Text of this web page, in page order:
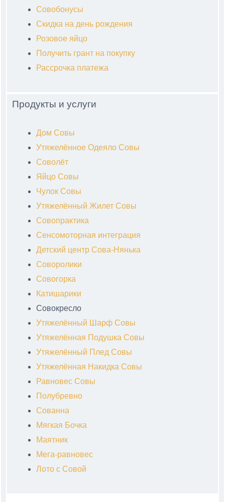
Совобонусы
Скидка на день рождения
Розовое яйцо
Получить грант на покупку
Рассрочка платежа
Продукты и услуги
Дом Совы
Утяжелённое Одеяло Совы
Соволёт
Яйцо Совы
Чулок Совы
Утяжелённый Жилет Совы
Совопрактика
Сенсомоторная интеграция
Детский центр Сова-Нянька
Соворолики
Совогорка
Катишарики
Совокресло
Утяжелённый Шарф Совы
Утяжелённая Подушка Совы
Утяжелённый Плед Совы
Утяжелённая Накидка Совы
Равновес Совы
Полубревно
Сованна
Мягкая Бочка
Маятник
Мега-равновес
Лото с Совой